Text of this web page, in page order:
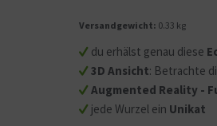
Mit dem Aufruf des
Sie sich
übermittelt
gelesen haben.
du erhälst genau diese
3D Ansicht: Betrachte
Augmented Reality -
jede Wurzel ein Unikat
Versandgewicht: 0.33 kg